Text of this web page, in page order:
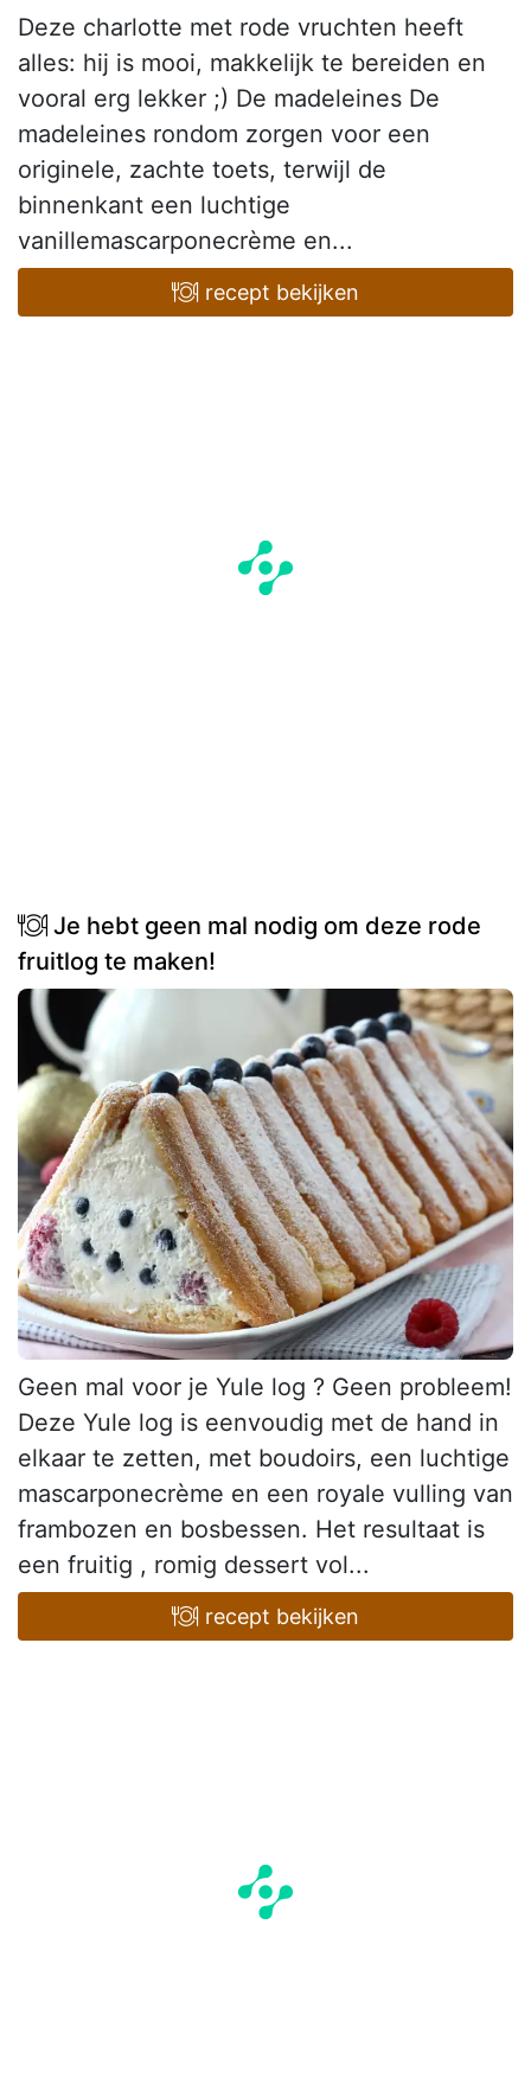
Deze charlotte met rode vruchten heeft
alles: hij is mooi, makkelijk te bereiden en
vooral erg lekker ;) De madeleines De
madeleines rondom zorgen voor een
originele, zachte toets, terwijl de
binnenkant een luchtige
vanillemascarponecrème en...
recept bekijken
Je hebt geen mal nodig om deze rode
fruitlog te maken!
Geen mal voor je Yule log ? Geen probleem!
Deze Yule log is eenvoudig met de hand in
elkaar te zetten, met boudoirs, een luchtige
mascarponecrème en een royale vulling van
frambozen en bosbessen. Het resultaat is
een fruitig , romig dessert vol...
recept bekijken